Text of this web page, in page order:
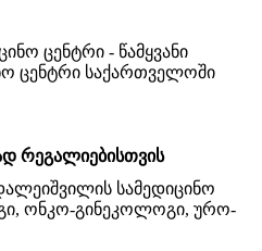
ცენტრი - წამყვანი
ცენტრი საქართველოში
რეგალიებისთვის
სამედიცინო
ონკო-გინეკოლოგი, ურო-